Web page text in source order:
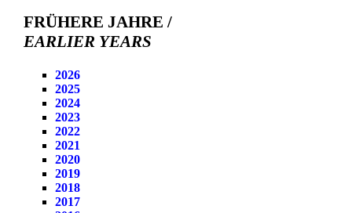
FRÜHERE JAHRE /
EARLIER YEARS
2026
2025
2024
2023
2022
2021
2020
2019
2018
2017